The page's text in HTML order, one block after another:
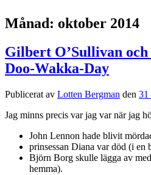
Månad: oktober 2014
Gilbert O’Sullivan
Doo-Wakka-Day
Publicerat av Lotten Bergman den 31
Jag minns precis var jag var när jag
John Lennon hade blivit
prinsessan Diana var död (i
Björn Borg skulle lägga av
hemma).